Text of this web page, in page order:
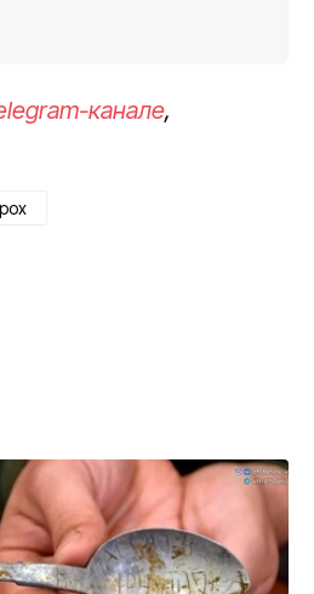
канале,